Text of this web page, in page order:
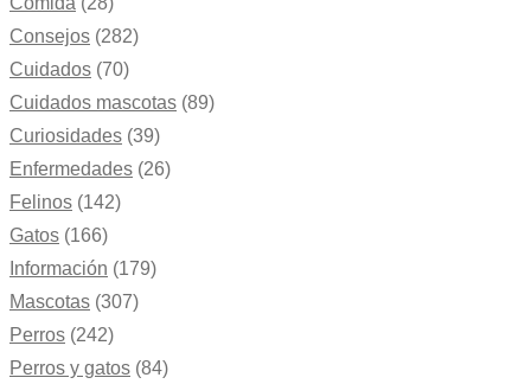
Consejos (282)
Cuidados (70)
Cuidados mascotas (89)
Curiosidades (39)
Enfermedades (26)
Felinos (142)
Gatos (166)
Información (179)
Mascotas (307)
Perros (242)
Perros y gatos (84)